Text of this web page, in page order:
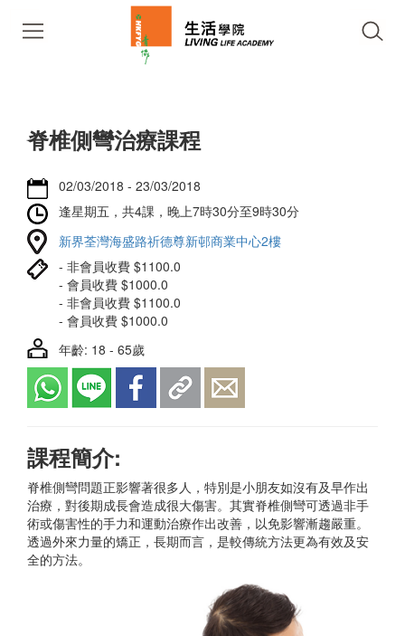
脊椎側彎治療課程
02/03/2018 - 23/03/2018
逢星期五，共4課，晚上7時30分至9時30分
新界荃灣海盛路祈德尊新邨商業中心2樓
- 非會員收費 $1100.0
- 會員收費 $1000.0
- 非會員收費 $1100.0
- 會員收費 $1000.0
年齡: 18 - 65歲
課程簡介:
脊椎側彎問題正影響著很多人，特別是小朋友如沒有及早作出
治療，對後期成長會造成很大傷害。其實脊椎側彎可透過非手
術或傷害性的手力和運動治療作出改善，以免影響漸趨嚴重。
透過外來力量的矯正，長期而言，是較傳統方法更為有效及安
全的方法。